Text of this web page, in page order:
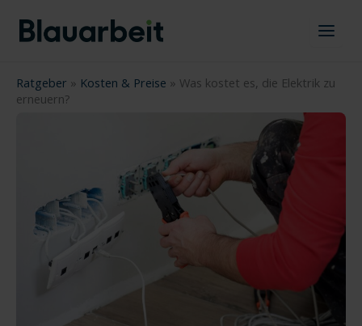
Inhalt
springen
Ratgeber » Kosten & Preise » Was kostet es, die Elektrik zu
erneuern?